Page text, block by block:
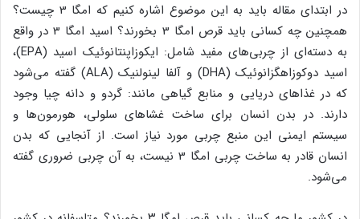
در ابتدای مقاله باید به این موضوع اشاره کنیم که امگا 3 چیست؟
همچنین چه کسانی باید قرص امگا 3 بخورند؟ اسید امگا 3 در واقع
به دسته‌ای از چربی‌های مفید شامل: ایکوزاپنتانوئیک اسید (EPA)،
اسید دوکوزاهگزانوئیک (DHA) و آلفا لینولنیک (ALA) گفته می‌شود
که در غذاهای دریایی و منابع گیاهی مانند: گردو و دانه چیا وجود
دارند. در بدن انسان برای ساخت غشاهای سلولی، هورمون‌ها و
سیستم ایمنی این منبع چربی مورد نیاز است. از آنجایی که بدن
انسان قادر به ساخت چربی امگا 3 نیست، به آن چربی ضروری گفته
می‌شود.